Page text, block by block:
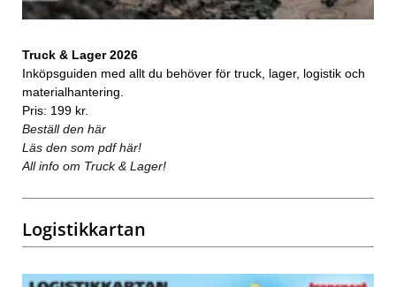
Truck & Lager 2026
Inköpsguiden med allt du behöver för truck, lager, logistik och
materialhantering.
Pris: 199 kr.
Beställ den här
Läs den som pdf här!
All info om Truck & Lager!
Logistikkartan